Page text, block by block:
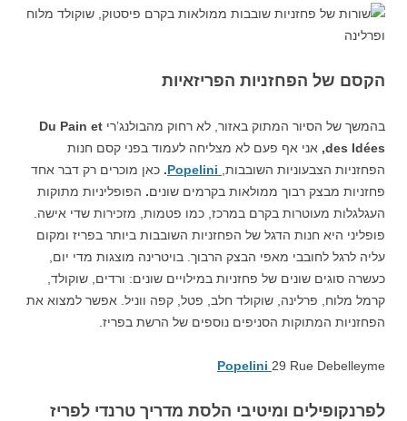
הקסם של הפחזניות הפריזאיות
בהמשך של הסיור המתוק באזור, לא רחוק מהבולנג’רי Du Pain et
des Idées, אני אף פעם לא מצליחה לעמוד בפני קסם חנות
הפחזניות הצבעוניות השובבות,
. כאן מוכרים רק דבר אחד
פחזניות מבצק רבוך ממולאות בקרמים שונים. הפופליניות מתוקות
העגלגלות מעוטרות בקרם במרכז, כמו פטמות, מזכירות שדי אישה.
פופליני היא חנות הדגל של הפחזניות השובבות ביותר בפריז ומקום
עליה לרגל לחובבי מאפי הבצק הרבוך. בויטרינה מוצגות מדי יום,
כעשרה סוגים שונים של פחזניות במילויים שונים: ורדים, שוקולד,
קרמל מלוח, פרלינה, שוקולד חלב, פטל, קפה ווניל. אפשר למצוא את
הפחזניות המתוקות הסניפים נוספים של הרשת בפריז.
Popelini 29 Rue Debelleyme
לפרנקופילים ומיטיבי הלסת מדריך טרנדי לפריז